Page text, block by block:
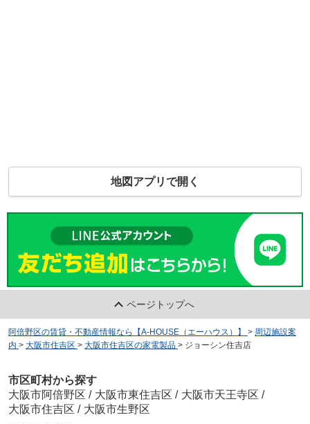
地図アプリで開く
ページトップへ
阿倍野区の賃貸・不動産情報なら【A-HOUSE（エーハウス）】 > 周辺施設案
内 > 大阪市住吉区 > 大阪市住吉区の家電製品 > ジョーシン住吉店
市区町村から探す
大阪市阿倍野区 / 大阪市東住吉区 / 大阪市天王寺区 /
大阪市住吉区 / 大阪市生野区